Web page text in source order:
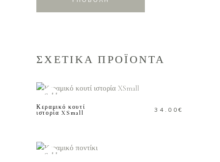
ΣΧΕΤΙΚΑ ΠΡΟΪΟΝΤΑ
Sold
Κεραμικό κουτί
ιστορία XSmall
34.00€
Sold